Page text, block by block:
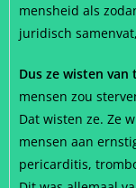
mensheid als
juridisch
Dus ze wisten van
mensen zou
Dat wisten ze. Ze
mensen aan
pericarditis,